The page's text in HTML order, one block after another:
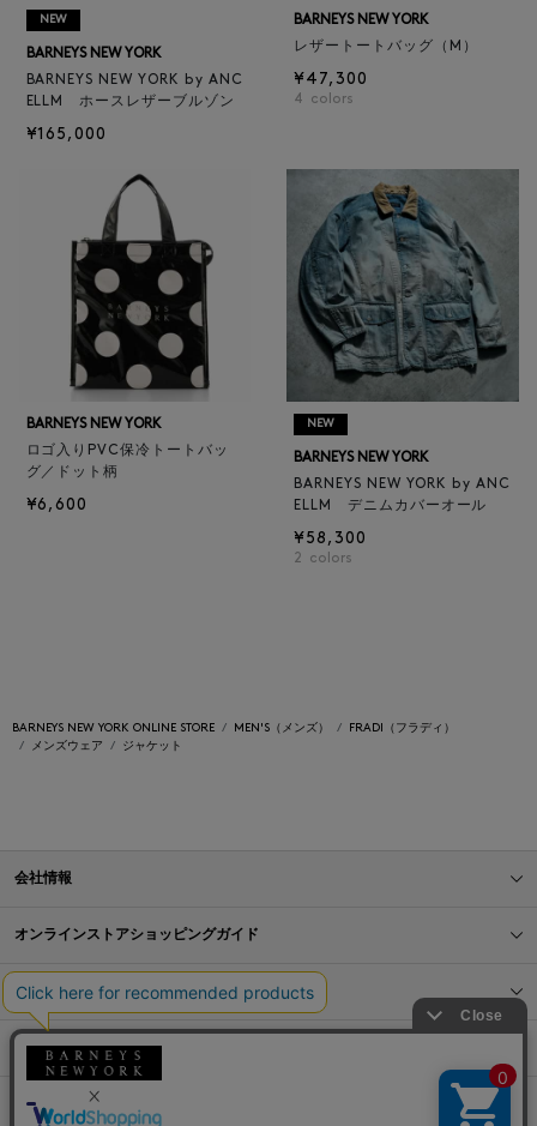
NEW
BARNEYS NEW YORK
BARNEYS NEW YORK by ANC
ELLM ホースレザーブルゾン
¥165,000
BARNEYS NEW YORK
レザートートバッグ（M）
¥47,300
4 colors
BARNEYS NEW YORK
ロゴ入りPVC保冷トートバッ
グ／ドット柄
¥6,600
NEW
BARNEYS NEW YORK
BARNEYS NEW YORK by ANC
ELLM デニムカバーオール
¥58,300
2 colors
BARNEYS NEW YORK ONLINE STORE MEN'S（メンズ）
FRADI（フラディ）
メンズウェア
ジャケット
会社情報
オンラインストアショッピングガイド
店舗情報
サービス